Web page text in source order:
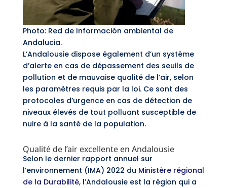
Photo: Red de Información ambiental de
Andalucia.
L’Andalousie dispose également d’un système
d’alerte en cas de dépassement des seuils de
pollution et de mauvaise qualité de l’air, selon
les paramètres requis par la loi. Ce sont des
protocoles d’urgence en cas de détection de
niveaux élevés de tout polluant susceptible de
nuire à la santé de la population.
Qualité de l’air excellente en Andalousie
Selon le dernier rapport annuel sur
l’environnement (IMA) 2022 du Ministère régional
de la Durabilité, l’Andalousie est la région qui a